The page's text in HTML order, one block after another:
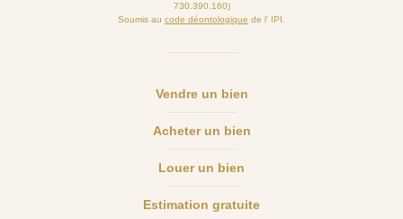
730.390.160)
Soumis au code déontologique de l’ IPI.
Vendre un bien
Acheter un bien
Louer un bien
Estimation gratuite